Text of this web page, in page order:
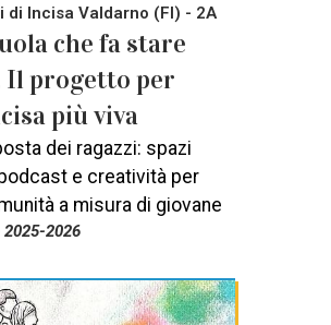
di Incisa Valdarno (FI) - 2A
che fa stare
Il progetto per
più viva
dei ragazzi: spazi
e creatività per
a misura di giovane
2025-2026